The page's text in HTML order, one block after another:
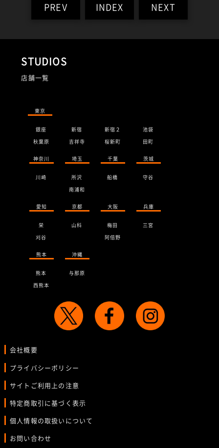
PREV INDEX NEXT
STUDIOS
店舗一覧
東京
銀座 新宿 新宿２
池袋
秋葉原
吉祥寺 桜新町 田町
神奈川 埼玉 千葉 茨城
川崎 所沢 船橋
守谷
南浦和
愛知 京都 大阪 兵庫
栄 山科 梅田
三宮
刈谷
阿倍野
熊本 沖縄
熊本
与那原
西熊本
会社概要
プライバシーポリシー
サイトご利用上の注意
特定商取引に基づく表示
個人情報の取扱いについて
お問い合わせ